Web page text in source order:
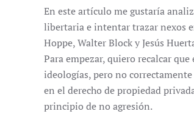
En este artículo me gustaría
libertaria e intentar trazar nexos
Hoppe, Walter Block y Jesús
Para empezar, quiero recalcar
ideologías, pero no
en el derecho de propiedad
principio de no agresión.